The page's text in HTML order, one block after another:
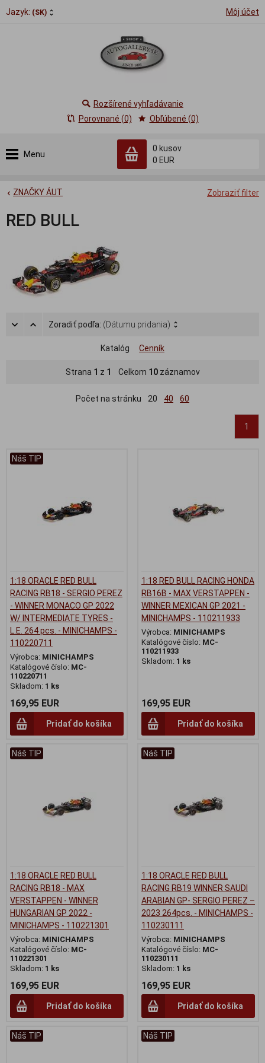
Jazyk: (SK) Môj účet
Menu
0 kusov
0 EUR
Rozšírené vyhľadávanie
Porovnané (0)
Obľúbené (0)
Zobraziť filter
ZNAČKY ÁUT
RED BULL
Zoradiť podľa: (Dátumu pridania)
Katalóg Cenník
Strana 1 z 1 Celkom 10záznamov
Počet na stránku 20 40 60
1
Náš TIP
1:18 ORACLE RED BULL
RACING RB18 - SERGIO PEREZ
- WINNER MONACO GP 2022
W/ INTERMEDIATE TYRES -
L.E. 264 pcs. - MINICHAMPS -
110220711
Výrobca: MINICHAMPS
Katalógové číslo: MC-
110220711
Skladom: 1 ks
169,95 EUR
Pridať do košíka
1:18 RED BULL RACING HONDA
RB16B - MAX VERSTAPPEN -
WINNER MEXICAN GP 2021 -
MINICHAMPS - 110211933
Výrobca: MINICHAMPS
Katalógové číslo: MC-
110211933
Skladom: 1 ks
169,95 EUR
Pridať do košíka
Náš TIP
1:18 ORACLE RED BULL
RACING RB18 - MAX
VERSTAPPEN - WINNER
HUNGARIAN GP 2022 -
MINICHAMPS - 110221301
Výrobca: MINICHAMPS
Katalógové číslo: MC-
110221301
Skladom: 1 ks
169,95 EUR
Pridať do košíka
Náš TIP
1:18 ORACLE RED BULL
RACING RB19 WINNER SAUDI
ARABIAN GP- SERGIO PEREZ –
2023 264pcs. - MINICHAMPS -
110230111
Výrobca: MINICHAMPS
Katalógové číslo: MC-
110230111
Skladom: 1 ks
169,95 EUR
Pridať do košíka
Náš TIP Náš TIP